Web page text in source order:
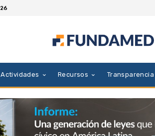
Actividades Recursos Transparencia